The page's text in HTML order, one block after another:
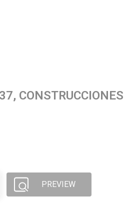
CONSTRUCCIONES
PREVIEW